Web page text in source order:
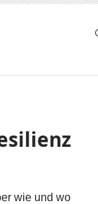
wie und wo